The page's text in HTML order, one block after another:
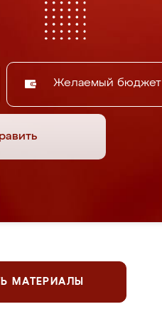
Желаемый бюджет
МАТЕРИАЛЫ